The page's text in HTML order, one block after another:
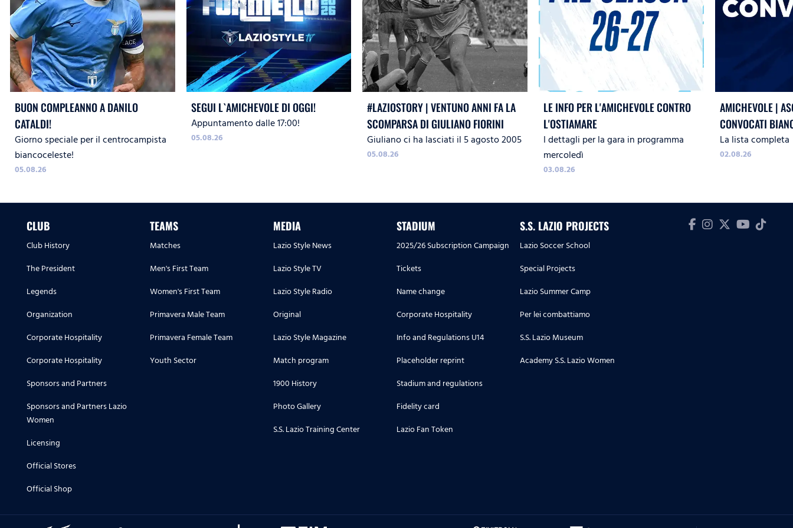
BUON COMPLEANNO A DANILO
CATALDI!
Giorno speciale per il centrocampista
biancoceleste!
05.08.26
SEGUI L`AMICHEVOLE DI OGGI!
Appuntamento dalle 17:00!
05.08.26
#LAZIOSTORY | VENTUNO ANNI FA LA
SCOMPARSA DI GIULIANO FIORINI
Giuliano ci ha lasciati il 5 agosto 2005
05.08.26
LE INFO PER L'AMICHEVOLE CONTRO
L'OSTIAMARE
I dettagli per la gara in programma
mercoledì
03.08.26
AMICHEVOLE |
CONVOCATI
La lista completa
02.08.26
CLUB
Club History
The President
Legends
Organization
Corporate Hospitality
Corporate Hospitality
Sponsors and Partners
Sponsors and Partners Lazio
Women
Licensing
Official Stores
Official Shop
TEAMS
Matches
Men's First Team
Women's First Team
Primavera Male Team
Primavera Female Team
Youth Sector
MEDIA
Lazio Style News
Lazio Style TV
Lazio Style Radio
Original
Lazio Style Magazine
Match program
1900 History
Photo Gallery
S.S. Lazio Training Center
STADIUM
2025/26 Subscription Campaign
Tickets
Name change
Corporate Hospitality
Info and Regulations U14
Placeholder reprint
Stadium and regulations
Fidelity card
Lazio Fan Token
S.S. LAZIO PROJECTS
Lazio Soccer School
Special Projects
Lazio Summer Camp
Per lei combattiamo
S.S. Lazio Museum
Academy S.S. Lazio Women